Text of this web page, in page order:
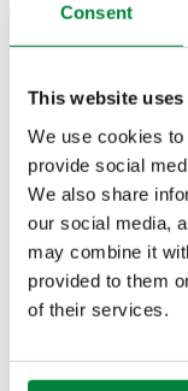
Consent
This website
We use cookies
provide social
We also share
our social media,
may combine it
provided to them
of their services.
456400
M
hyrje
DWG DXF
IGS STP